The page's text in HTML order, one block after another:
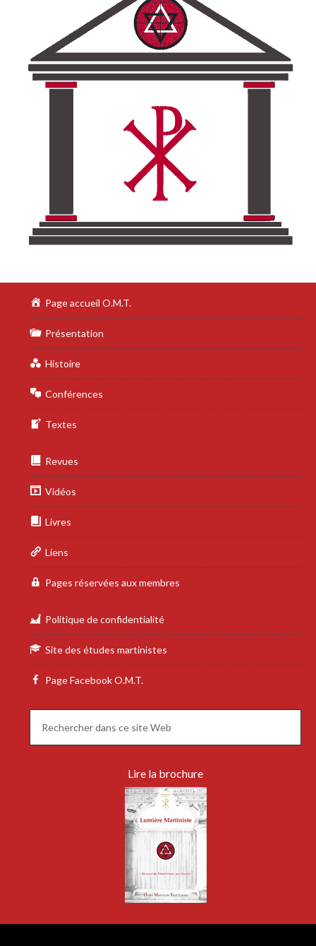
Page accueil O.M.T.
Présentation
Histoire
Conférences
Textes
Revues
Vidéos
Livres
Liens
Pages réservées aux membres
Politique de confidentialité
Site des études martinistes
Page Facebook O.M.T.
Lire la brochure